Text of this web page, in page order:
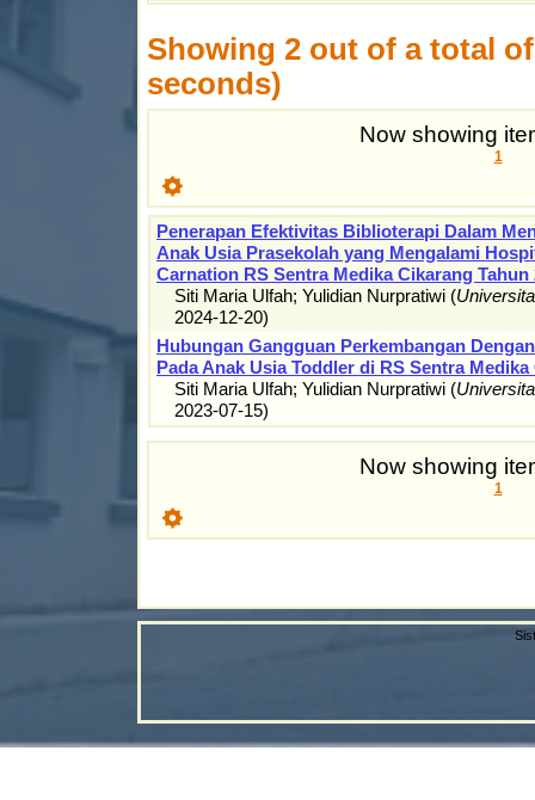
Showing 2 out of a total
seconds)
Now showing
1
Penerapan Efektivitas Biblioterapi Dalam
Anak Usia Prasekolah yang Mengalami
Carnation RS Sentra Medika Cikarang Tahun
Siti Maria Ulfah; Yulidian Nurpratiwi (
2024-12-20)
Hubungan Gangguan Perkembangan
Pada Anak Usia Toddler di RS Sentra
Siti Maria Ulfah; Yulidian Nurpratiwi (
2023-07-15)
Now showing
1